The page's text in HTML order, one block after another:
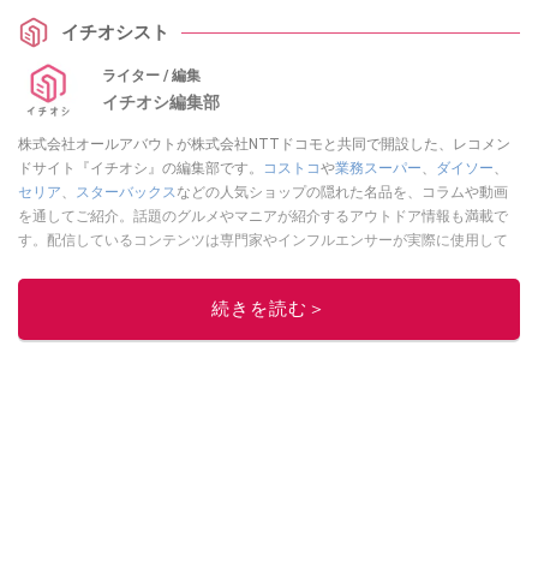
イチオシスト
ライター / 編集
イチオシ編集部
株式会社オールアバウトが株式会社NTTドコモと共同で開設した、レコメン
ドサイト『イチオシ』の編集部です。
コストコや業務スーパー、 ダイソー、
セリア、 スターバックスなどの人気ショップの隠れた名品を、コラムや動画
を通してご紹介。話題のグルメやマニアが紹介するアウトドア情報も満載で
す。配信しているコンテンツは専門家やインフルエンサーが実際に使用して
ニュースでフォロー
続きを読む＞